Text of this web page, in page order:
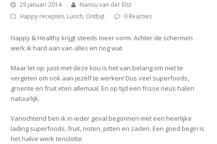
29 januari 2014
Nanou van der Elst
Happy recepten, Lunch, Ontbijt 0 Reacties
Happy & Healthy krijgt steeds meer vorm. Achter de schermen
werk ik hard aan van alles en nog wat.
Maar let op: juist met deze kou is het van belang om niet te
vergeten om ook aan jezelf te werken! Dus veel superfoods,
groente en fruit eten allemaal. En op tijd een frisse neus halen
natuurlijk.
Vanochtend ben ik in ieder geval begonnen met een heerlijke
lading superfoods, fruit, noten, pitten en zaden. Een goed begin is
het halve werk tenslotte.